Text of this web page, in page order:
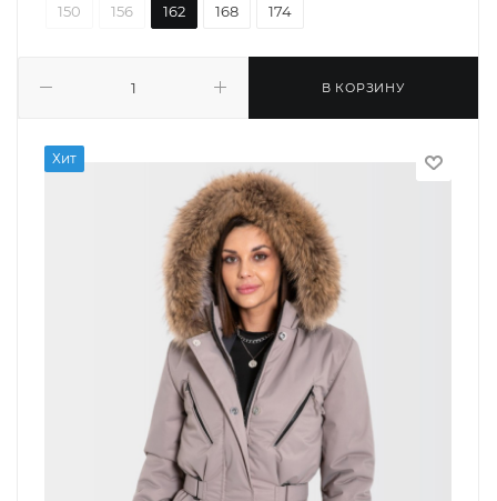
В КОРЗИНУ
150 156 162 168 174
Хит